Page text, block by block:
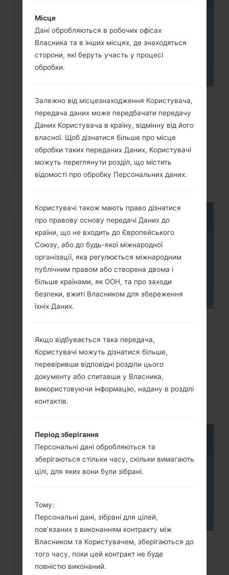
Як видалити усі дані з телефона
LG G3, G4, G5, G7 та...
налаштувань за допомогою коду...
Як видалити усі дані з телефону
через меню на LG G3,...
Місце
Дані обробляються в робочих офісах
Власника та в інших місцях, де знаходяться
сторони, які беруть участь у процесі
обробки.
Залежно від місцезнаходження Користувача,
передача даних може передбачати передачу
Даних Користувача в країну, відмінну від його
власної. Щоб дізнатися більше про місце
обробки таких переданих Даних, Користувачі
можуть переглянути розділ, що містить
відомості про обробку Персональних даних.
Користувачі також мають право дізнатися
про правову основу передачі Даних до
країни, що не входить до Європейського
Союзу, або до будь-якої міжнародної
організації, яка регулюється міжнародним
публічним правом або створена двома і
більше країнами, як ООН, та про заходи
безпеки, вжиті Власником для збереження
їхніх Даних.
Якщо відбувається така передача,
Користувачі можуть дізнатися більше,
перевіривши відповідні розділи цього
документу або спитавши у Власника,
використовуючи інформацію, надану в розділі
контактів.
Період зберігання
Персональні дані обробляються та
зберігаються стільки часу, скільки вимагають
цілі, для яких вони були зібрані.
Тому:
Персональні дані, зібрані для цілей,
пов’язаних з виконанням контракту між
Власником та Користувачем, зберігаються до
того часу, поки цей контракт не буде
повністю виконаний.